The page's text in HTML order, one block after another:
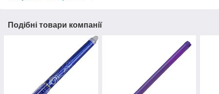
Подібні товари компанії